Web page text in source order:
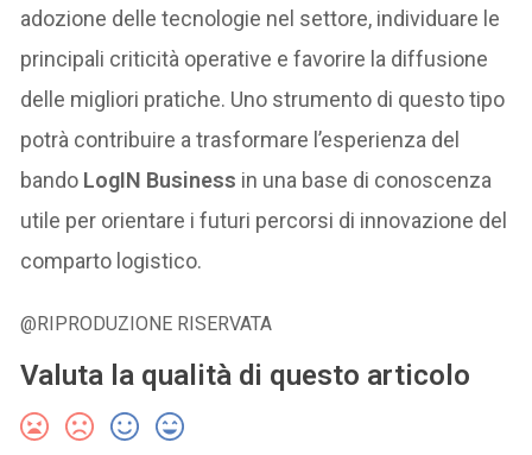
adozione delle tecnologie nel settore, individuare le
principali criticità operative e favorire la diffusione
delle migliori pratiche. Uno strumento di questo tipo
potrà contribuire a trasformare l’esperienza del
bando LogIN Business in una base di conoscenza
utile per orientare i futuri percorsi di innovazione del
comparto logistico.
@RIPRODUZIONE RISERVATA
Valuta la qualità di questo articolo